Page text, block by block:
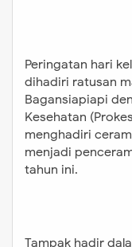
Peringatan hari
dihadiri ratusan
Bagansiapiapi
Kesehatan
menghadiri
menjadi
tahun ini.
Tampak hadir